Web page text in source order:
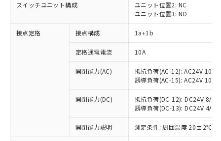
スイッチユニット構成
ユニット位置2: NC
ユニット位置3: NO
接点定格 接点構成 1a+1b
定格通電電流 10A
開閉能力(AC)
抵抗負荷(AC-12): AC24V 10A/
誘導負荷(AC-15): AC24V
開閉能力(DC)
抵抗負荷(DC-12): DC24V 8A/
誘導負荷(DC-13): DC24V 4A/
開閉能力説明 測定条件: 周囲温度 20±2℃、
※1 対応状況
対応済み：EU RoHS指令（10物質）の
非含有に対応した製品が提供可能な商品で